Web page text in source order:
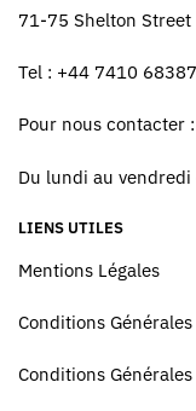
71-75 Shelton Street
Tel : +44 7410
Pour nous contacter :
Du lundi au
LIENS UTILES
Mentions Légales
Conditions
Conditions